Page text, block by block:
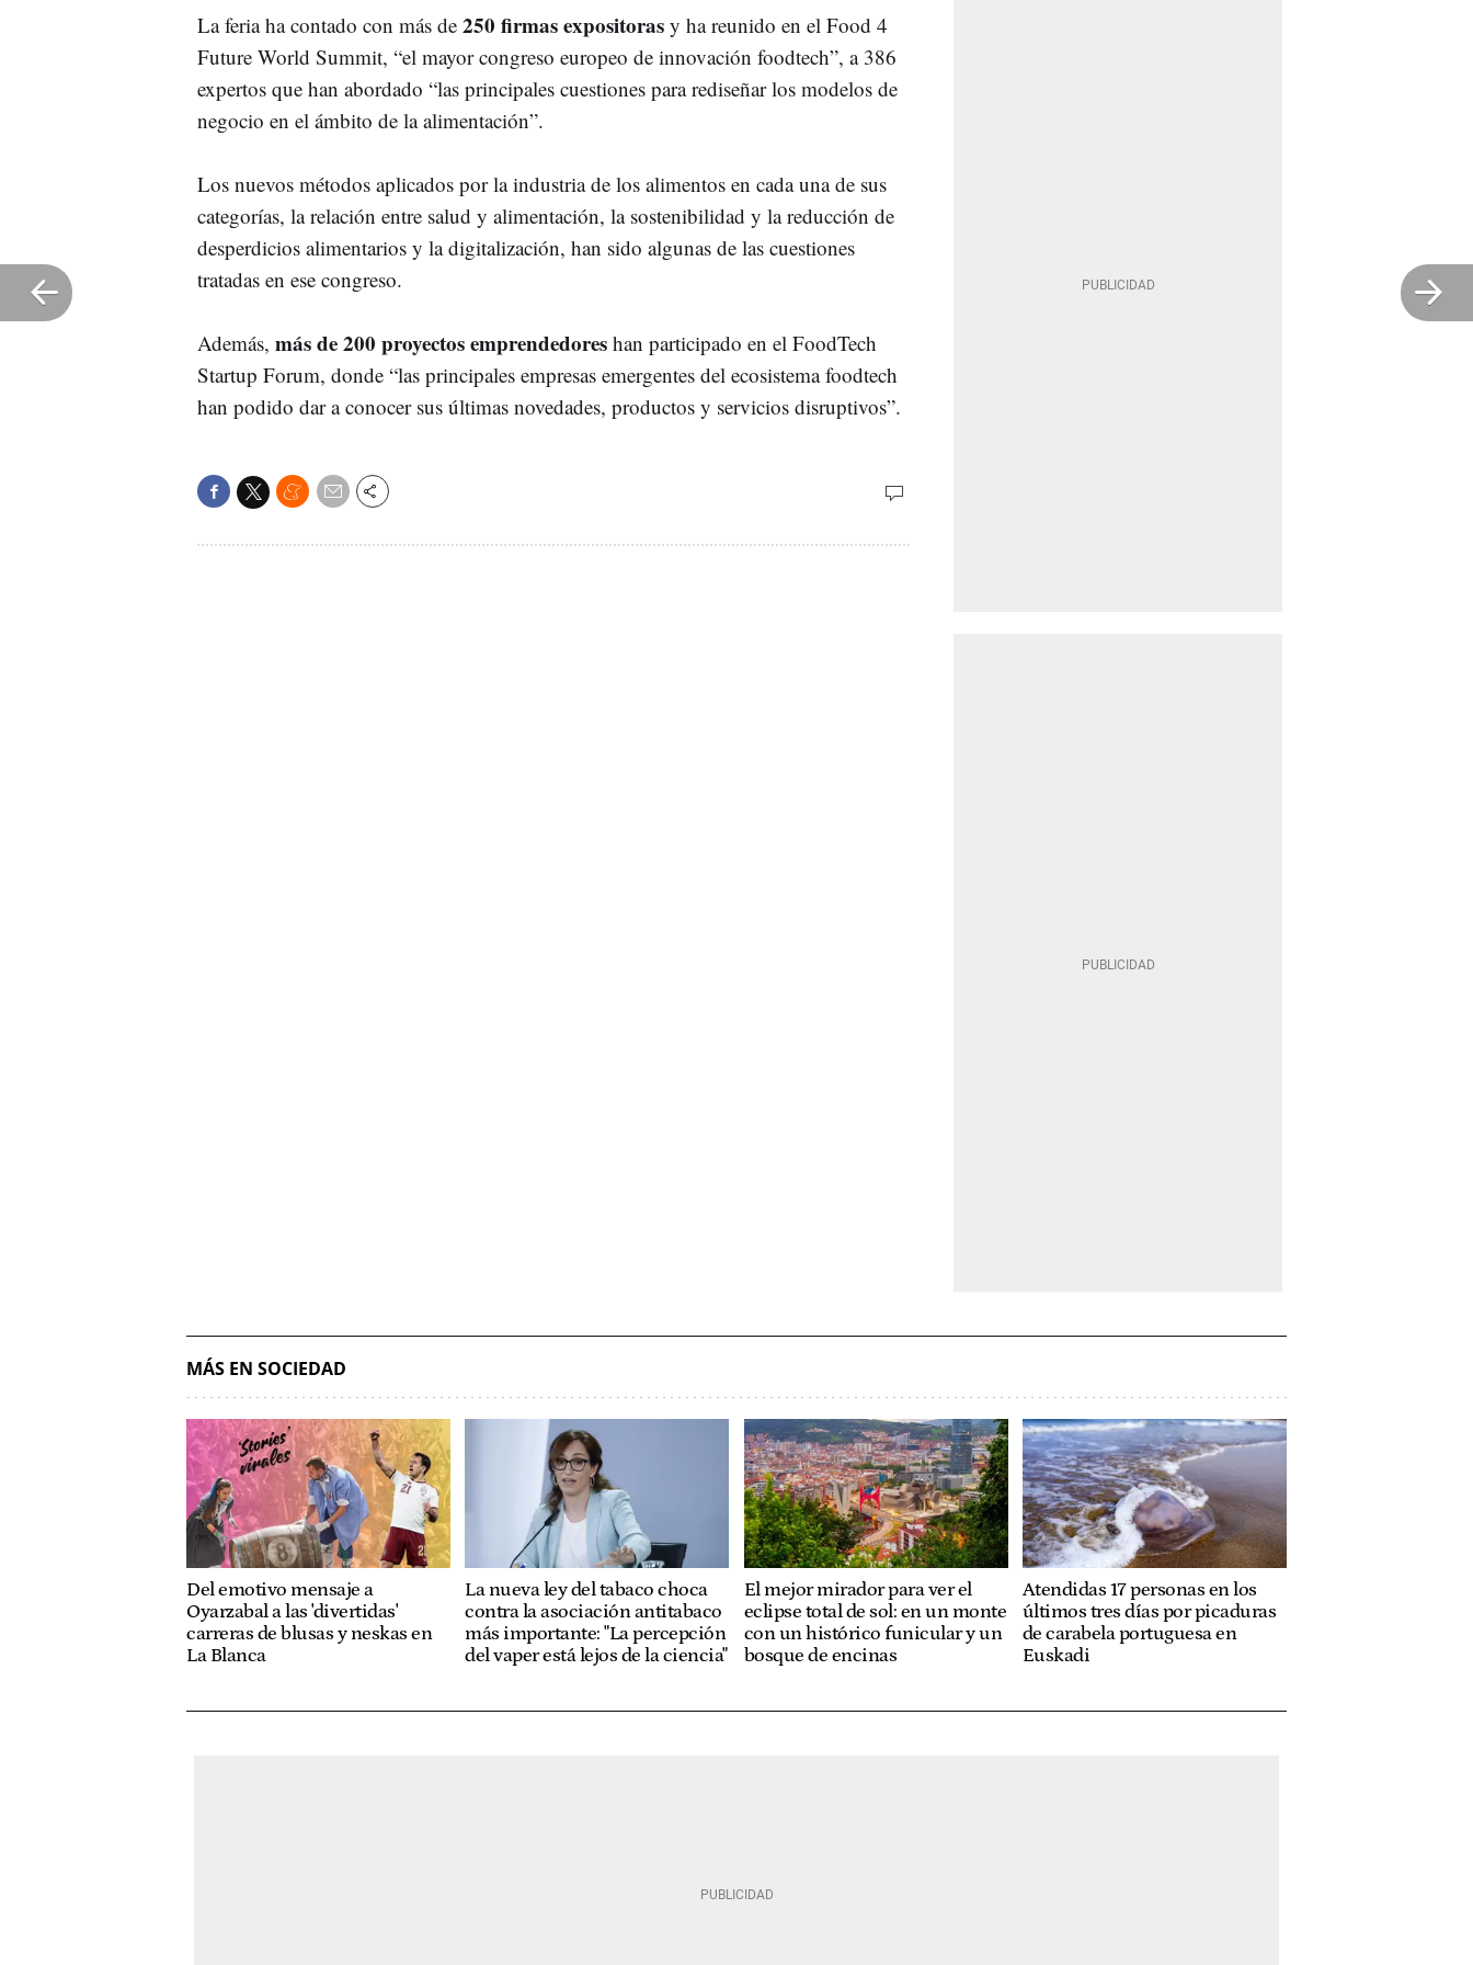
La feria ha contado con más de 250 firmas expositoras y ha reunido en el Food 4
Future World Summit, “el mayor congreso europeo de innovación foodtech”, a 386
expertos que han abordado “las principales cuestiones para rediseñar los modelos de
negocio en el ámbito de la alimentación”.
Los nuevos métodos aplicados por la industria de los alimentos en cada una de sus
categorías, la relación entre salud y alimentación, la sostenibilidad y la reducción de
desperdicios alimentarios y la digitalización, han sido algunas de las cuestiones
tratadas en ese congreso.
Además, más de 200 proyectos emprendedores han participado en el FoodTech
Startup Forum, donde “las principales empresas emergentes del ecosistema foodtech
han podido dar a conocer sus últimas novedades, productos y servicios disruptivos”.
MÁS EN SOCIEDAD
Del emotivo mensaje a
Oyarzabal a las 'divertidas'
carreras de blusas y neskas en
La Blanca
La nueva ley del tabaco choca
contra la asociación antitabaco
más importante: "La percepción
del vaper está lejos de la ciencia"
El mejor mirador para ver el
eclipse total de sol: en un monte
con un histórico funicular y un
bosque de encinas
Atendidas 17 personas en los
últimos tres días por picaduras
de carabela portuguesa en
Euskadi